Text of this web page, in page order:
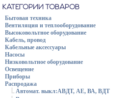
КАТЕГОРИИ ТОВАРОВ
Бытовая техника
Вентиляция и теплооборудование
Высоковольтное оборудование
Кабель, провод
Кабельные аксессуары
Насосы
Низковольтное оборудование
Освещение
Приборы
Распродажа
Автомат. выкл:АВДТ, АЕ, ВА, ВДТ